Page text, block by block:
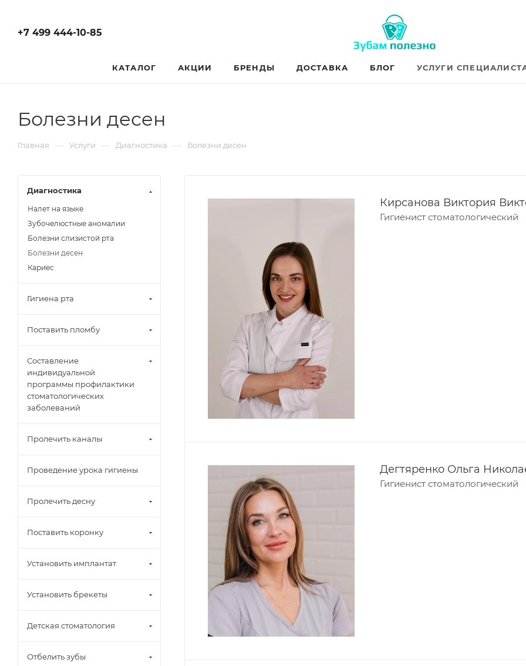
+7 499 444-10-85
КАТАЛОГ АКЦИИ БРЕНДЫ ДОСТАВКА БЛОГ УСЛУГИ
Болезни десен
Главная — Услуги — Диагностика — Болезни десен
Кирсанова Виктория
Гигиенист стоматологический
Дегтяренко Ольга
Гигиенист стоматологический
Диагностика
Налет на языке
Зубочелюстные аномалии
Болезни слизистой рта
Болезни десен
Кариес
Гигиена рта
Поставить пломбу
Составление
индивидуальной
программы профилактики
стоматологических
заболеваний
Пролечить каналы
Проведение урока гигиены
Пролечить десну
Поставить коронку
Установить имплантат
Установить брекеты
Детская стоматология
Отбелить зубы